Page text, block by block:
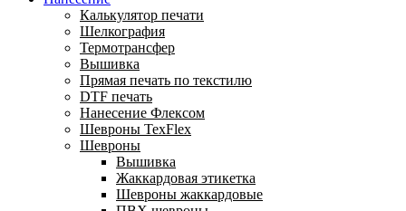
Калькулятор печати
Шелкография
Термотрансфер
Вышивка
Прямая печать по текстилю
DTF печать
Нанесение Флексом
Шевроны TexFlex
Шевроны
Вышивка
Жаккардовая этикетка
Шевроны жаккардовые